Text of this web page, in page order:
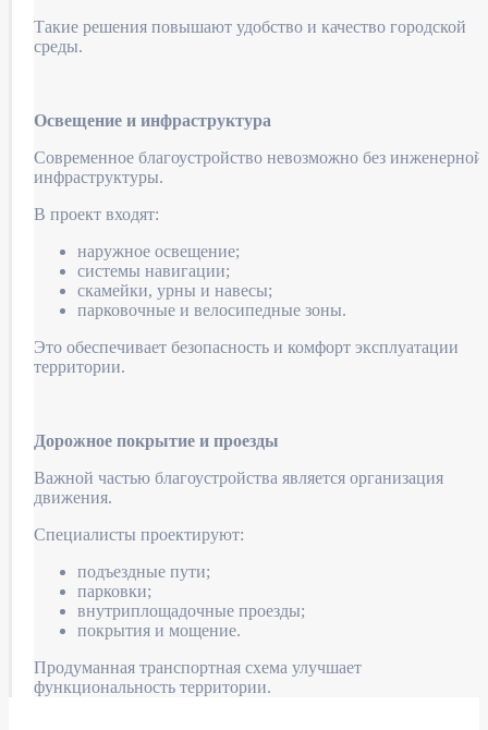
Такие решения повышают удобство и качество городской
среды.
Освещение и инфраструктура
Современное благоустройство невозможно без инженерной
инфраструктуры.
В проект входят:
наружное освещение;
системы навигации;
скамейки, урны и навесы;
парковочные и велосипедные зоны.
Это обеспечивает безопасность и комфорт эксплуатации
территории.
Дорожное покрытие и проезды
Важной частью благоустройства является организация
движения.
Специалисты проектируют:
подъездные пути;
парковки;
внутриплощадочные проезды;
покрытия и мощение.
Продуманная транспортная схема улучшает
функциональность территории.